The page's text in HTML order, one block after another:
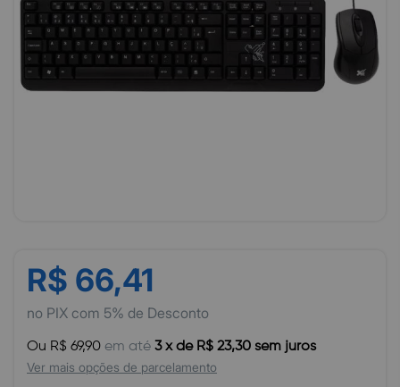
R$ 66,41
no PIX com 5% de Desconto
Ou R$ 69,90 em até 3 x de R$ 23,30 sem juros
Ver mais opções de parcelamento